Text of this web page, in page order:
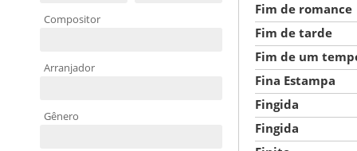
Compositor
Arranjador
Gênero
Fim de romance
Fim de tarde
Fim de um
Fina Estampa
Fingida
Fingida